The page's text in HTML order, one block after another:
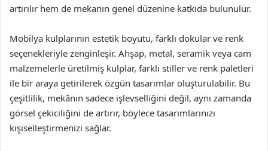
artırılır hem de mekanın genel düzenine katkıda bulunulur.
Mobilya kulplarının estetik boyutu, farklı dokular ve renk
seçenekleriyle zenginleşir. Ahşap, metal, seramik veya cam
malzemelerle üretilmiş kulplar, farklı stiller ve renk paletleri
ile bir araya getirilerek özgün tasarımlar oluşturulabilir. Bu
çeşitlilik, mekânın sadece işlevselliğini değil, aynı zamanda
görsel çekiciliğini de artırır, böylece tasarımlarınızı
kişiselleştirmenizi sağlar.